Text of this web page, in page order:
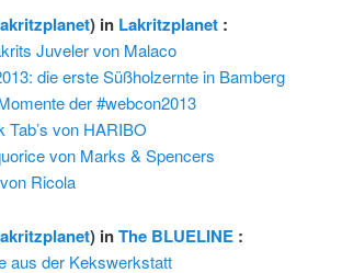
) in Lakritzplanet :
Juveler von Malaco
die erste Süßholzernte in Bamberg
der #webcon2013
von HARIBO
von Marks & Spencers
Ricola
) inThe BLUELINE :
aus der Kekswerkstatt